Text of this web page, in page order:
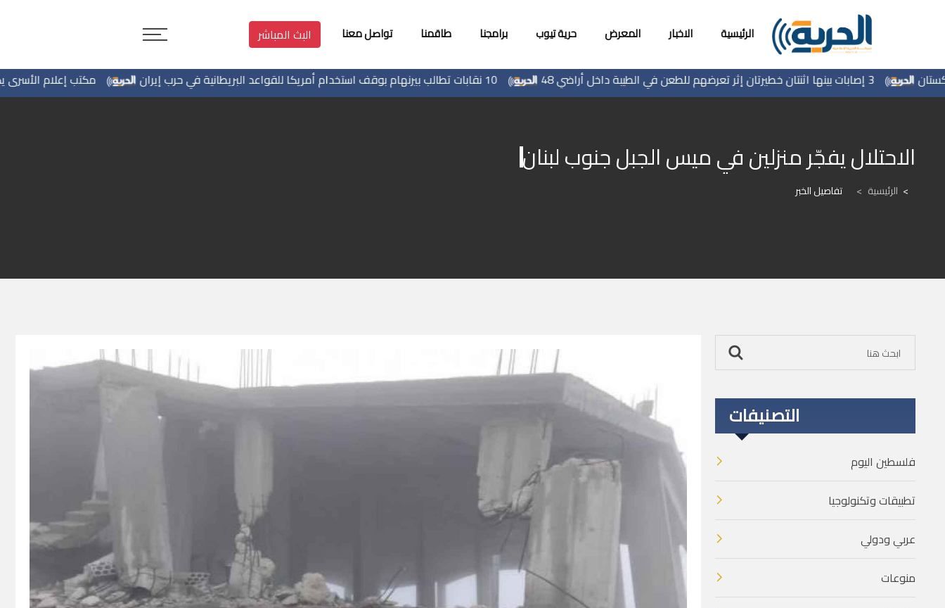
الرئيسية الاخبار المعرض حرية تيوب برامجنا طاقمنا تواصل معنا البث المباشر
مكتب إعلام الأسرى 10 نقابات تطالب بيرنهام بوقف استخدام أمريكا للقواعد البريطانية في حرب إيران 3 إصابات بينها اثنتان خطيرتان إثر تعرضهم للطعن في الطيبة داخل أراضي 48
الاحتلال يفجّر منزلين في ميس الجبل جنوب لبنان
الرئيسية > تفاصيل الخبر
التصنيفات
فلسطين اليوم
تطبيقات وتكنولوجيا
عربي ودولي
منوعات